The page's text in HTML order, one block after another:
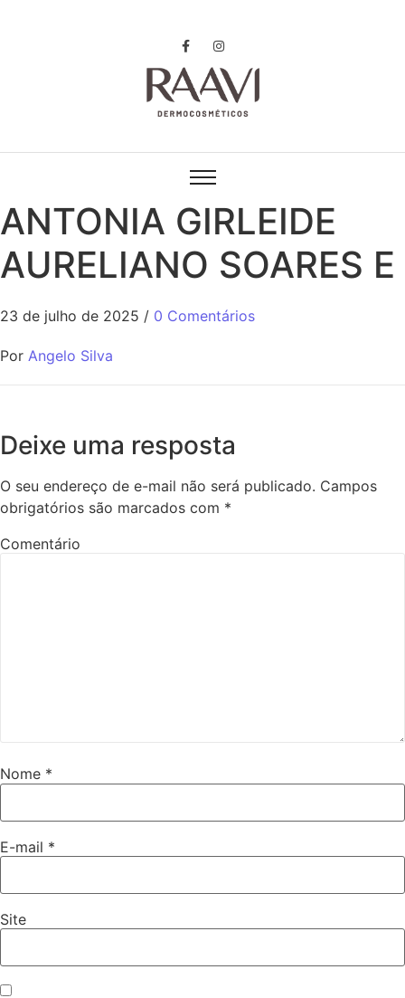
ANTONIA GIRLEIDE
AURELIANO SOARES E
23 de julho de 2025 / 0 Comentários
Por Angelo Silva
Deixe uma resposta
O seu endereço de e-mail não será publicado. Campos
obrigatórios são marcados com *
Comentário
Nome *
E-mail *
Site